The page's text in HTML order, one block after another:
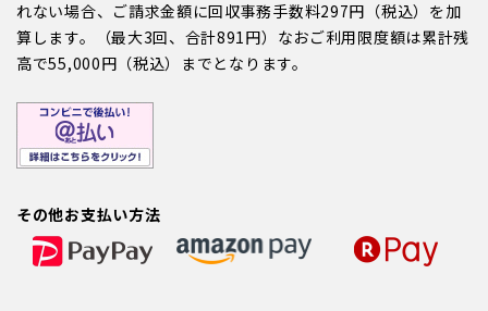
れない場合、ご請求金額に回収事務手数料297円（税込）を加
算します。（最大3回、合計891円）なおご利用限度額は累計残
高で55,000円（税込）までとなります。
その他お支払い方法